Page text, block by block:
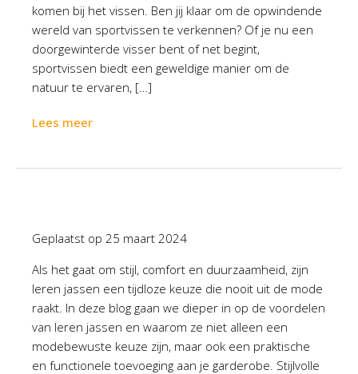
komen bij het vissen. Ben jij klaar om de opwindende
wereld van sportvissen te verkennen? Of je nu een
doorgewinterde visser bent of net begint,
sportvissen biedt een geweldige manier om de
natuur te ervaren, […]
Lees meer
Geplaatst op 25 maart 2024
Als het gaat om stijl, comfort en duurzaamheid, zijn
leren jassen een tijdloze keuze die nooit uit de mode
raakt. In deze blog gaan we dieper in op de voordelen
van leren jassen en waarom ze niet alleen een
modebewuste keuze zijn, maar ook een praktische
en functionele toevoeging aan je garderobe. Stijlvolle